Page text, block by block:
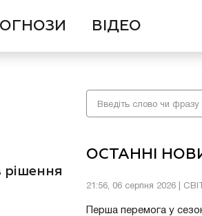
ВІДЕО
ОСТАННІ
21:56, 06 серпня 2026 |
Перша перемога у